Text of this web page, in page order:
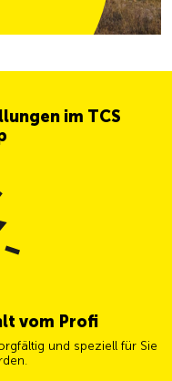
im TCS
vom Profi
und speziell für Sie